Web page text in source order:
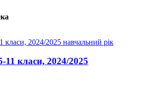
11 класи, 2024/2025